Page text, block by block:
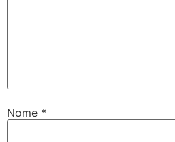
Nome *